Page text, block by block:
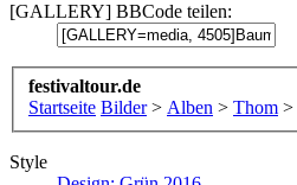
[GALLERY] BBCode teilen:
festivaltour.de
Startseite Bilder > Alben > Thom >
Style